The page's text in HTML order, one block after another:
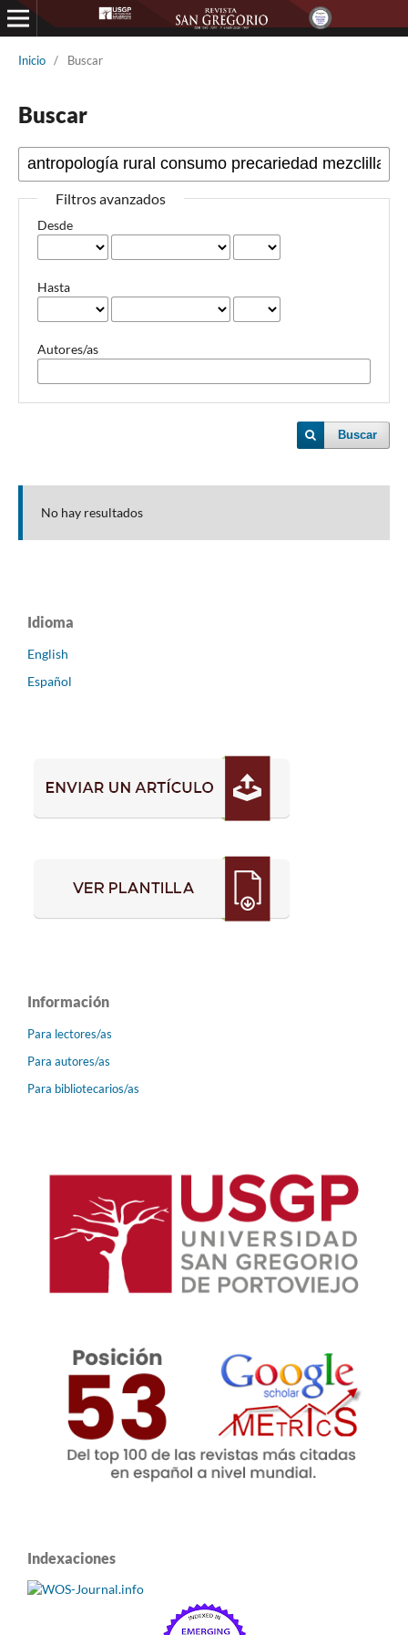
Inicio / Buscar
Buscar
Filtros avanzados
Desde
Hasta
Autores/as
Buscar
No hay resultados
Idioma
English
Español
Información
Para lectores/as
Para autores/as
Para bibliotecarios/as
Indexaciones